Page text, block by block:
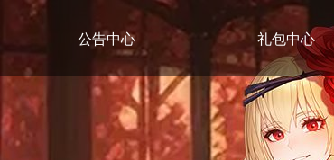
公告中心 礼包中心